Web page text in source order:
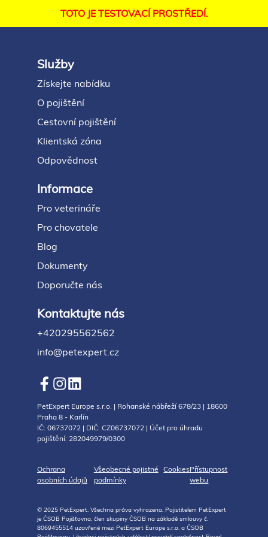
TOTO JE TESTOVACÍ PROSTŘEDÍ.
Footer
Služby
Získejte nabídku
O pojištění
Cestovní pojištění
Klientská zóna
Odpovědnost
Informace
Pro veterináře
Pro chovatele
Blog
Dokumenty
Doporučte nás
Kontaktujte nás
+420295562562
info@petexpert.cz
PetExpert Europe s.r.o. | Rohanské nábřeží 678/23 | 18600
Praha 8 - Karlín
IČ: 06737072 | DIČ: CZ06737072 | Účet pro úhradu
pojištění: 282049979/0300
Ochrana
osobních údajů
Všeobecné pojistné
podmínky
CookiesPřístupnost
webu
© 2025 PetExpert. Všechna práva vyhrazena. Pojistitelem PetExpert
je ČSOB Pojišťovna, člen skupiny ČSOB na základě smlouvy č.
8069455514 uzavřené mezi PetExpert Europe s.r.o. a ČSOB